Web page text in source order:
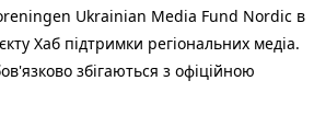
Ukrainian Media Fund Nordic в
Хаб підтримки регіональних медіа.
збігаються з офіційною